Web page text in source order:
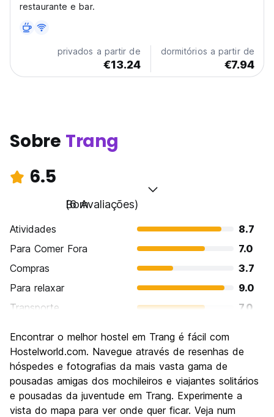
restaurante e bar.
privados a partir de
€13.24
dormitórios a partir de
€7.94
Sobre Trang
6.5
Bom
(6 Avaliações)
Atividades
8.7
Para Comer Fora
7.0
Compras
3.7
Para relaxar
9.0
Transporte
7.0
Cultura
6.0
Festas / vida noturna
Custo-beneficio
6.7
Encontrar o melhor hostel em Trang é fácil com
Hostelworld.com. Navegue através de resenhas de
hóspedes e fotografias da mais vasta gama de
pousadas amigas dos mochileiros e viajantes solitários
e pousadas da juventude em Trang. Experimente a
vista do mapa para ver onde quer ficar. Veja num